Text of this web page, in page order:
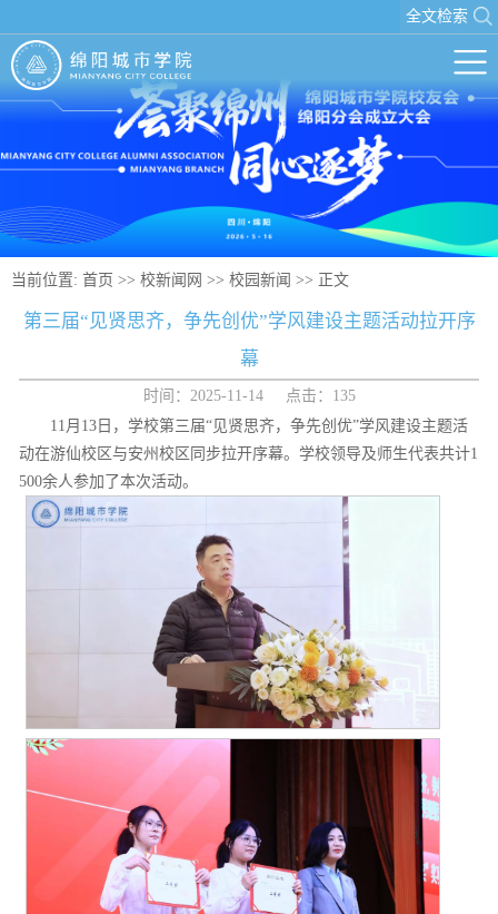
全文检索
当前位置: 首页 >> 校新闻网 >> 校园新闻 >> 正文
第三届“见贤思齐，争先创优”学风建设主题活动拉开序
幕
时间：2025-11-14 点击： 135
11月13日，学校第三届“见贤思齐，争先创优”学风建设主题活
动在游仙校区与安州校区同步拉开序幕。学校领导及师生代表共计1
500余人参加了本次活动。